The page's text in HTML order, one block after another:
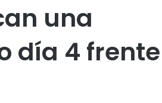
una
día 4 frente